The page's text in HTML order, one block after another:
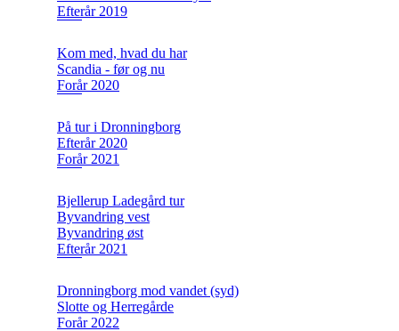
Efterår 2019
Kom med, hvad du har
Scandia - før og nu
Forår 2020
På tur i Dronningborg
Efterår 2020
Forår 2021
Bjellerup Ladegård tur
Byvandring vest
Byvandring øst
Efterår 2021
Dronningborg mod vandet (syd)
Slotte og Herregårde
Forår 2022